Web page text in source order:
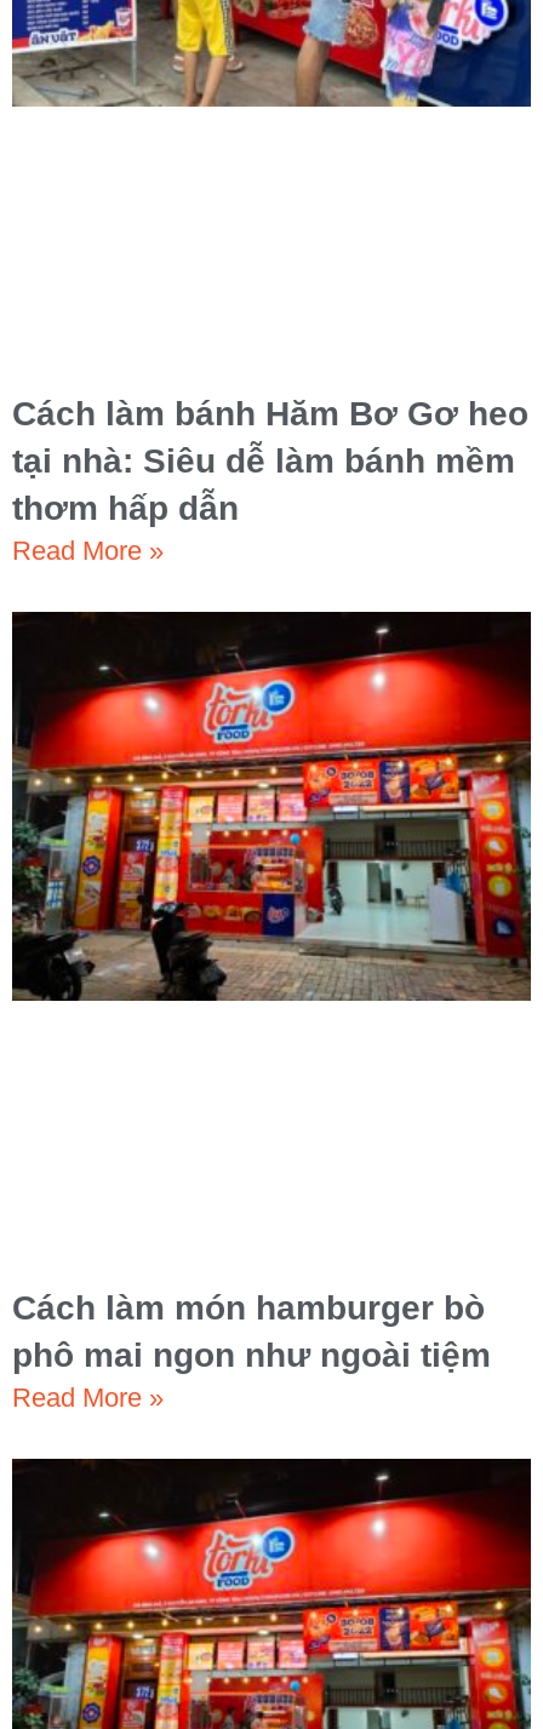
Cách làm bánh Hăm Bơ Gơ heo
tại nhà: Siêu dễ làm bánh mềm
thơm hấp dẫn
Read More »
Cách làm món hamburger bò
phô mai ngon như ngoài tiệm
Read More »